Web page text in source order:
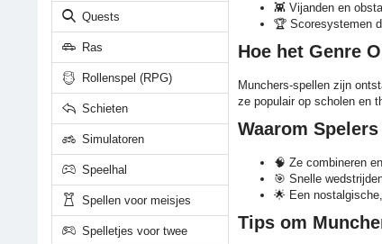
Quests
Ras
Rollenspel (RPG)
Schieten
Simulatoren
Speelhal
Spellen voor meisjes
Spelletjes voor twee
👾 Vijanden en
🏆 Scoresystemen
Hoe het Genre
Munchers-spellen zijn
ze populair op scholen en
Waarom
🧠 Ze combineren
🎯 Snelle
🌟 Een
Tips om